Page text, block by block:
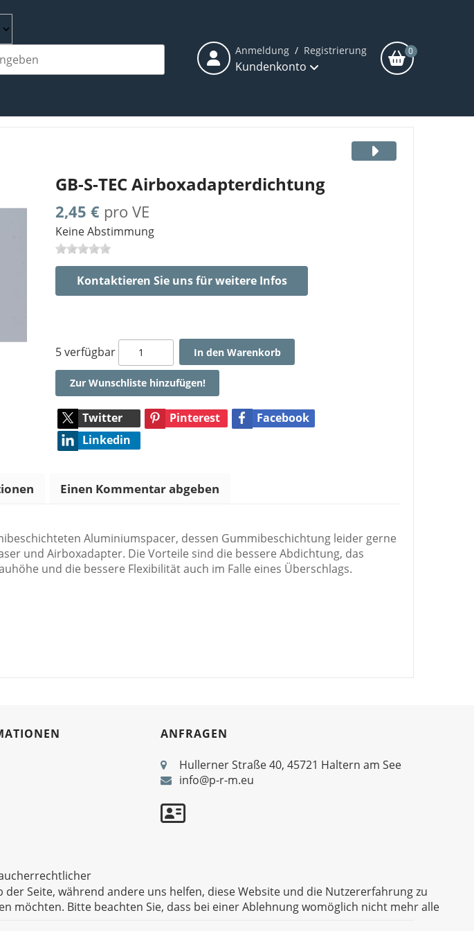
Anmeldung / Registrierung
Kundenkonto
0
GB-S-TEC Airboxadapterdichtung
2,45 € pro VE
Keine Abstimmung
Kontaktieren Sie uns für weitere Infos
5 verfügbar In den Warenkorb
Zur Wunschliste hinzufügen!
Twitter Pinterest
Facebook
Linkedin
Einen Kommentar abgeben
Aluminiumspacer, dessen Gummibeschichtung leider gerne
und Airboxadapter. Die Vorteile sind die bessere Abdichtung, das
und die bessere Flexibilität auch im Falle eines Überschlags.
ANFRAGEN
Hullerner Straße 40, 45721 Haltern am See
info@p-r-m.eu
Seite, während andere uns helfen, diese Website und die Nutzererfahrung zu
möchten. Bitte beachten Sie, dass bei einer Ablehnung womöglich nicht mehr alle